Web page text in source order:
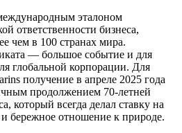
эталоном
ответственности бизнеса,
чем в 100 странах мира.
— большое событие и для
глобальной корпорации. Для
получение в апреле 2025 года
продолжением 70-летней
который всегда делал ставку на
бережное отношение к природе.